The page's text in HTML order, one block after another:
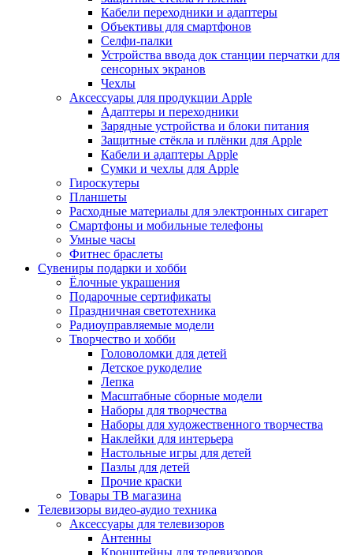
Кабели переходники и адаптеры
Объективы для смартфонов
Селфи-палки
Устройства ввода док станции перчатки для
сенсорных экранов
Чехлы
Аксессуары для продукции Apple
Адаптеры и переходники
Зарядные устройства и блоки питания
Защитные стёкла и плёнки для Apple
Кабели и адаптеры Apple
Сумки и чехлы для Apple
Гироскутеры
Планшеты
Расходные материалы для электронных сигарет
Смартфоны и мобильные телефоны
Умные часы
Фитнес браслеты
Сувениры подарки и хобби
Ёлочные украшения
Подарочные сертификаты
Праздничная светотехника
Радиоуправляемые модели
Творчество и хобби
Головоломки для детей
Детское рукоделие
Лепка
Масштабные сборные модели
Наборы для творчества
Наборы для художественного творчества
Наклейки для интерьера
Настольные игры для детей
Пазлы для детей
Прочие краски
Товары ТВ магазина
Телевизоры видео-аудио техника
Аксессуары для телевизоров
Антенны
Кронштейны для телевизоров